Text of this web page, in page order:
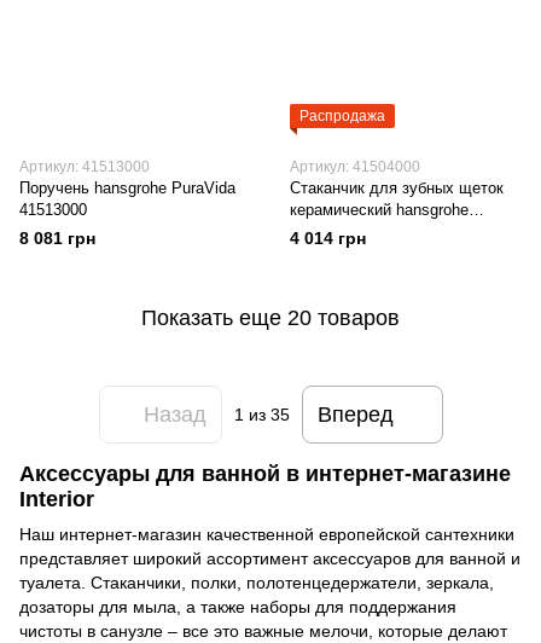
Артикул: 41513000
Поручень hansgrohe PuraVida
41513000
8 081 грн
Распродажа
Артикул: 41504000
Стаканчик для зубных щеток
керамический hansgrohe
PuraVida 41504000
4 014 грн
Показать еще 20 товаров
Назад 1 из 35 Вперед
Аксессуары для ванной в интернет-магазине
Interior
Наш интернет-магазин качественной европейской сантехники
представляет широкий ассортимент аксессуаров для ванной и
туалета. Стаканчики, полки, полотенцедержатели, зеркала,
дозаторы для мыла, а также наборы для поддержания
чистоты в санузле – все это важные мелочи, которые делают